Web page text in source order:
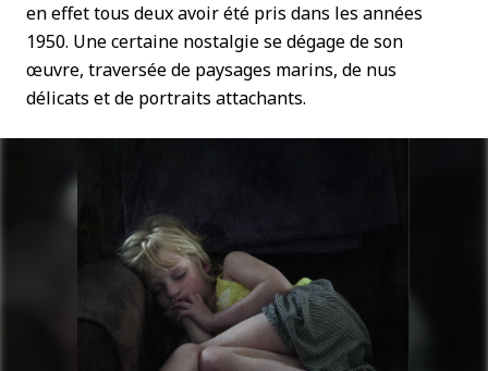
en effet tous deux avoir été pris dans les années
1950. Une certaine nostalgie se dégage de son
œuvre, traversée de paysages marins, de nus
délicats et de portraits attachants.